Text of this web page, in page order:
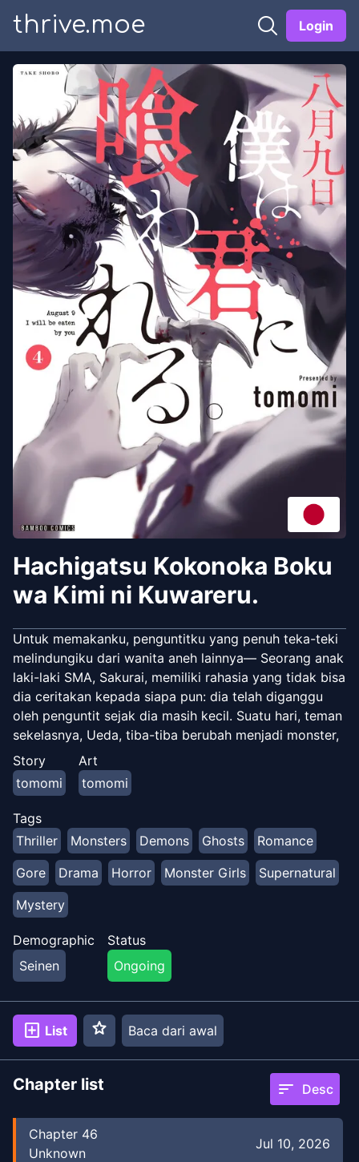
thrive.moe Login
Hachigatsu Kokonoka Boku
wa Kimi ni Kuwareru.
Untuk memakanku, penguntitku yang penuh teka-teki
melindungiku dari wanita aneh lainnya― Seorang anak
laki-laki SMA, Sakurai, memiliki rahasia yang tidak bisa
dia ceritakan kepada siapa pun: dia telah diganggu
oleh penguntit sejak dia masih kecil. Suatu hari, teman
sekelasnya, Ueda, tiba-tiba berubah menjadi monster,
ternyata salah satu penguntitnya. Miyako, yang selalu
mengikutinya dari dekat, muncul dan
menyelamatkannya. Dia memberi tahu Sakurai bahwa
monster, umumnya dikenal sebagai legenda urban di
Jepang, mengejarnya karena mereka mencintainya.
Bagaimana nasib Sakurai yang dicintai oleh makhluk
tak terhitung jumlahnya yang menyamar sebagai gadis
cantik?
Story
tomomi
Art
tomomi
Tags
Thriller
Monsters Demons Ghosts
Romance
Gore
Drama Horror Monster Girls
Supernatural
Mystery
Demographic
Seinen
Status
Ongoing
add_box List star Baca dari awal
Chapter list sort Desc
Chapter 46
Unknown
Jul 10, 2026